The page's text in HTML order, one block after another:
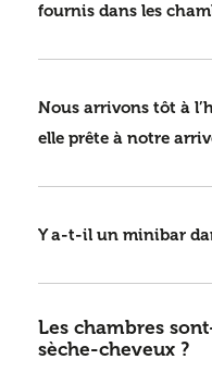
fournis dans les
Nous arrivons tôt à
elle prête à notre
Y a-t-il un minibar
Les chambres
sèche-cheveux ?